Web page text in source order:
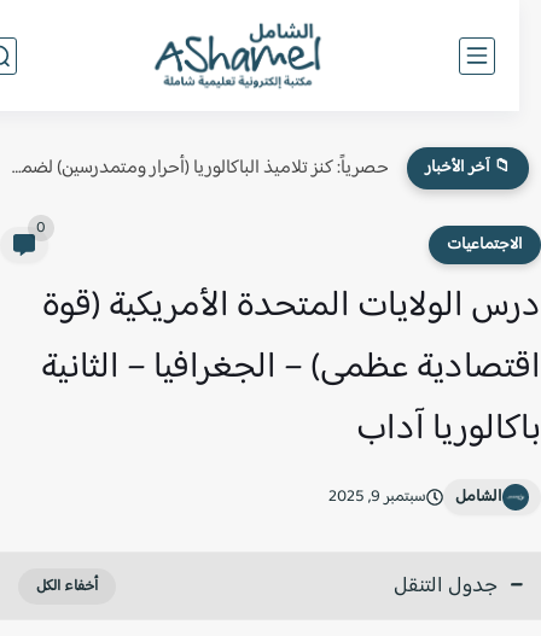
📁 آخر الأخبار حصرياً: كنز تلاميذ الباكالوريا (أحرار ومتمدرسين) لضمان النقطة الكاملة في...
الولايات المتحدة الأمريكية (قوة
عظمى) – الجغرافيا – الثانية
آداب
الشامل سبتمبر 9, 2025
جدول التنقل